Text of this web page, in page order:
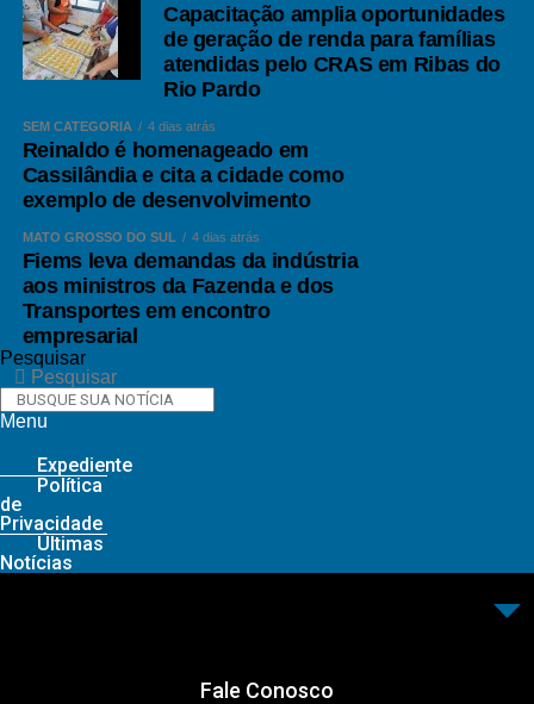
Capacitação amplia oportunidades
de geração de renda para famílias
atendidas pelo CRAS em Ribas do
Rio Pardo
SEM CATEGORIA 4 dias atrás
Reinaldo é homenageado em
Cassilândia e cita a cidade como
exemplo de desenvolvimento
MATO GROSSO DO SUL 4 dias atrás
Fiems leva demandas da indústria
aos ministros da Fazenda e dos
Transportes em encontro
empresarial
Pesquisar
Pesquisar
Menu
Expediente
Política
de
Privacidade
Últimas
Notícias
Fale Conosco